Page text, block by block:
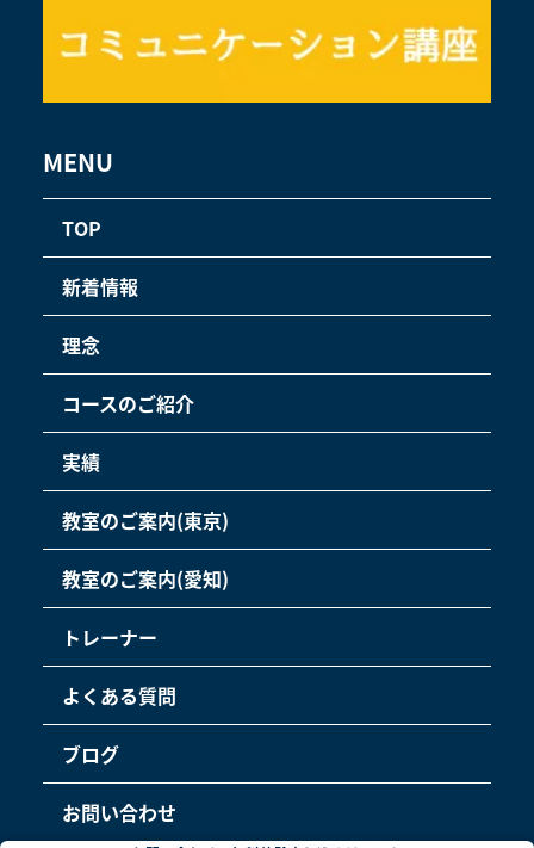
MENU
TOP
新着情報
理念
コースのご紹介
実績
教室のご案内(東京)
教室のご案内(愛知)
トレーナー
よくある質問
ブログ
お問い合わせ